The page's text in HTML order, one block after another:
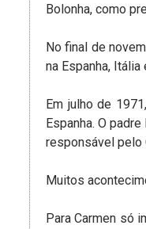
Bolonha, como
No final de
na Espanha, Itália
Em julho de
Espanha. O
responsável pelo
Muitos
Para Carmen só